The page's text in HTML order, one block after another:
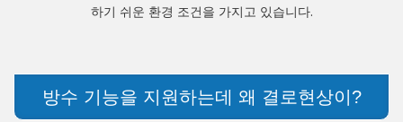
하기 쉬운 환경 조건을 가지고 있습니다.
방수 기능을 지원하는데 왜 결로현상이?